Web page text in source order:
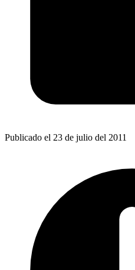
Publicado el 23 de julio del 2011